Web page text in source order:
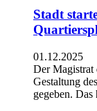
Stadt
01.12.2025
Der Magistrat
Gestaltung
gegeben.